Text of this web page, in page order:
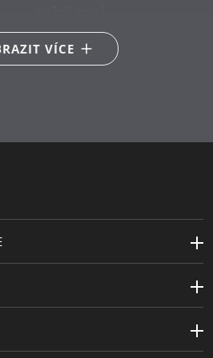
nerezová ocel
VÍCE